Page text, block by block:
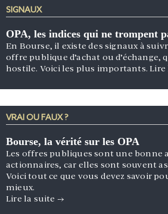
SIGNAUX
OPA, les indices qui ne trompent
En Bourse, il existe des signaux à
offre publique d’achat ou d’échange,
hostile. Voici les plus importants.Lire
VRAI OU FAUX ?
Bourse, la vérité sur les OPA
Les offres publiques sont une bonne
actionnaires, car elles sont souvent
Voici tout ce que vous devez savoir
mieux.
Lire la suite →